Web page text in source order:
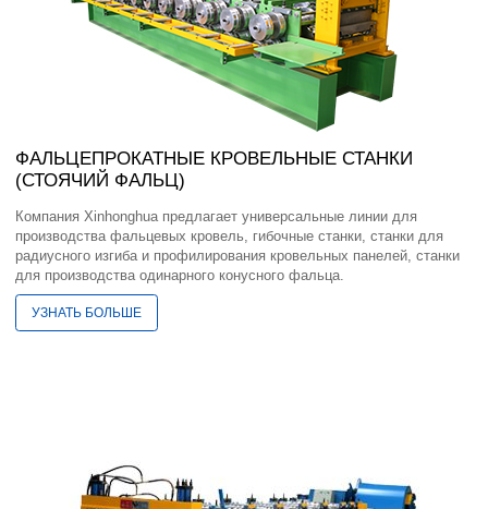
ФАЛЬЦЕПРОКАТНЫЕ КРОВЕЛЬНЫЕ СТАНКИ
(СТОЯЧИЙ ФАЛЬЦ)
Компания Xinhonghua предлагает универсальные линии для
производства фальцевых кровель, гибочные станки, станки для
радиусного изгиба и профилирования кровельных панелей, станки
для производства одинарного конусного фальца.
УЗНАТЬ БОЛЬШЕ